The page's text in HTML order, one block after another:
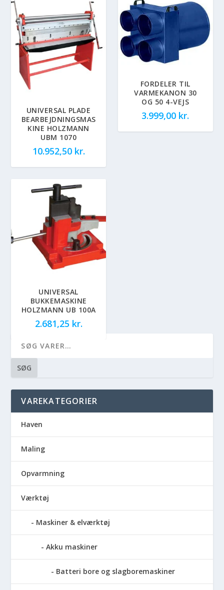
UNIVERSAL PLADE
BEARBEJDNINGSMAS
KINE HOLZMANN
UBM 1070
10.952,50 kr.
FORDELER TIL
VARMEKANON 30
OG 50 4-VEJS
3.999,00 kr.
UNIVERSAL
BUKKEMASKINE
HOLZMANN UB 100A
2.681,25 kr.
SØG
VAREKATEGORIER
Haven
Maling
Opvarmning
Værktøj
Maskiner & elværktøj
Akku maskiner
Batteri bore og slagboremaskiner